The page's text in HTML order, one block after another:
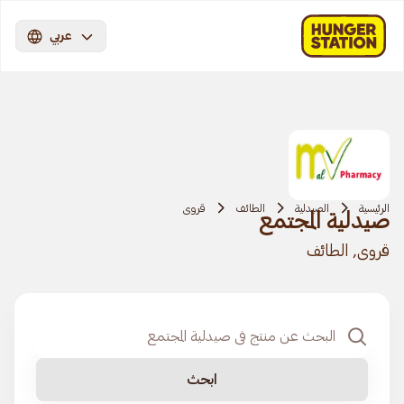
عربي
الرئيسية الصيدلية الطائف قروى
صيدلية المجتمع
قروى, الطائف
ابحث